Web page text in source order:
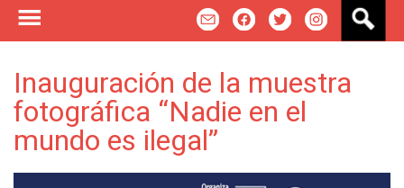
Inauguración de la muestra
fotográfica “Nadie en el
mundo es ilegal”
s
a